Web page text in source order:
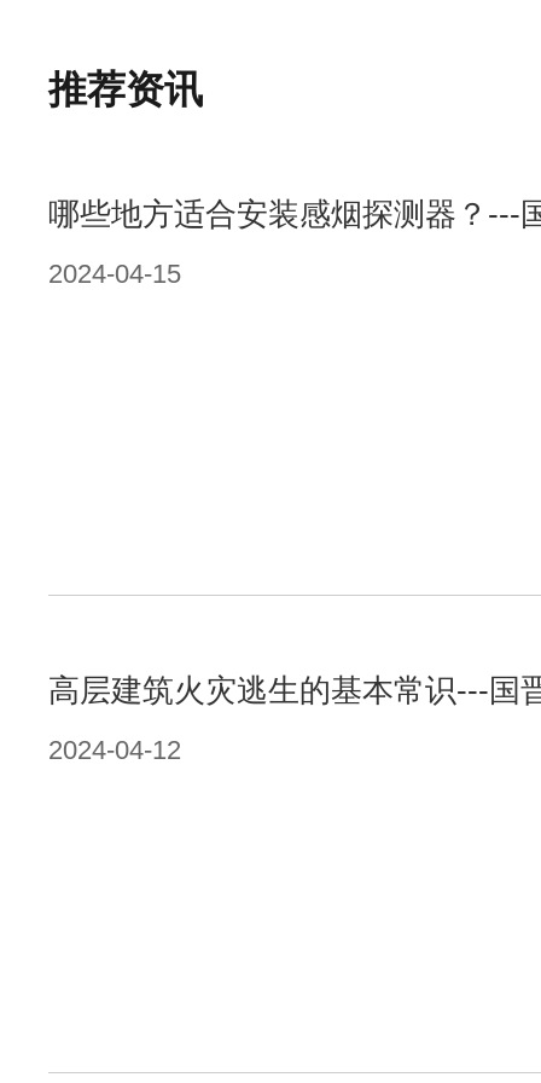
推荐资讯
哪些地方适合安装感烟探测器？---
2024-04-15
高层建筑火灾逃生的基本常识---国
2024-04-12